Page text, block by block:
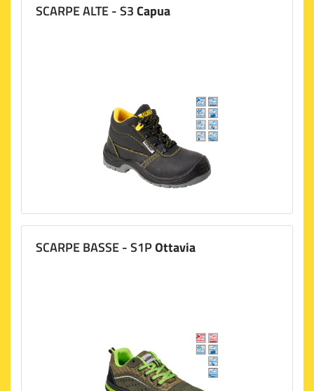
SCARPE ALTE - S3Capua
SCARPE BASSE - S1POttavia